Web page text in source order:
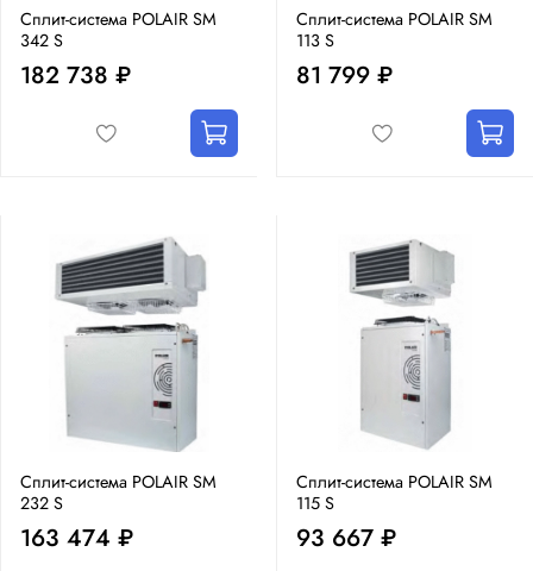
Сплит-система POLAIR SM
342 S
182 738 ₽
Сплит-система POLAIR SM
113 S
81 799 ₽
Сплит-система POLAIR SM
232 S
163 474 ₽
Сплит-система POLAIR SM
115 S
93 667 ₽